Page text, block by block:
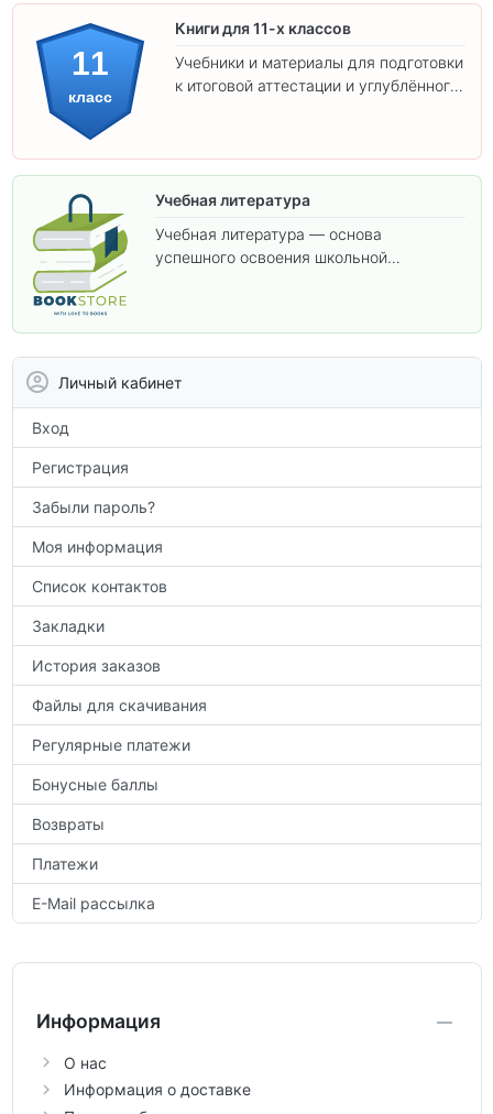
11
класс
Книги для 11-х классов
Учебники и материалы для подготовки
к итоговой аттестации и углублённого
Учебная литература
Учебная литература — основа
успешного освоения школьной
по предметам.
Личный кабинет
Вход
Регистрация
Забыли пароль?
Моя информация
Список контактов
Закладки
История заказов
Файлы для скачивания
Регулярные платежи
Бонусные баллы
Возвраты
Платежи
E-Mail рассылка
Информация
О нас
Информация о доставке